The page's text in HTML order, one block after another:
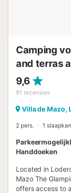
Camping
and terras
9,6
81 recensies
Villa de Mazo,
2 pers. 1
Handdoeken
Located in
Mazo The
offers access to